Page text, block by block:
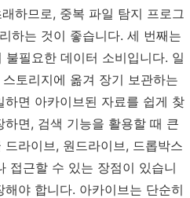
하므로, 중복 파일 탐지 프로그
하는 것이 좋습니다. 세 번째는
필요한 데이터 소비입니다. 일
토리지에 옮겨 장기 보관하는
면 아카이브된 자료를 쉽게 찾
하면, 검색 기능을 활용할 때 큰
라이브, 원드라이브, 드롭박스
접근할 수 있는 장점이 있습니
야 합니다. 아카이브는 단순히